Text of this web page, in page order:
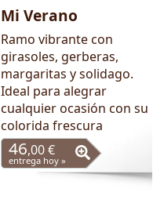
Mi Verano
Ramo vibrante con
girasoles, gerberas,
margaritas y solidago.
Ideal para alegrar
cualquier ocasión con su
colorida frescura
46,00 €
entrega hoy »